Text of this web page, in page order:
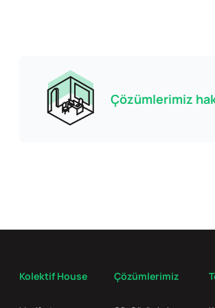
Çözümlerimiz
Kolektif House Çözümlerimiz